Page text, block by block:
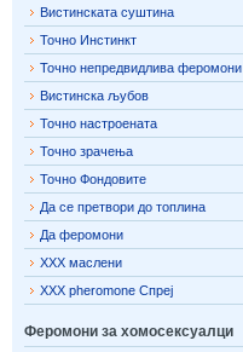
Вистинската суштина
Точно Инстинкт
Точно непредвидлива феромони
Вистинска љубов
Точно настроената
Точно зрачења
Точно Фондовите
Да се ​​претвори до топлина
Да феромони
ХХХ маслени
ХХХ pheromone Спреј
Феромони за хомосексуалци